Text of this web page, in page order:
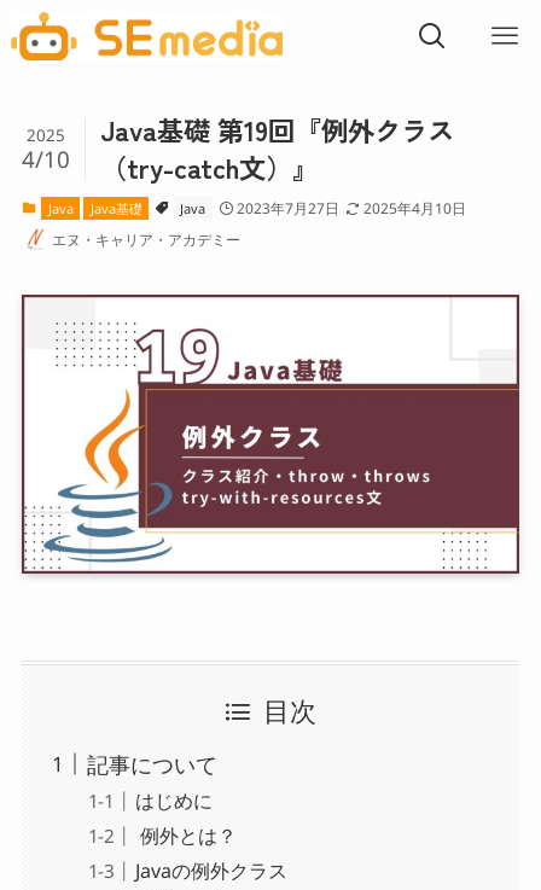
Java基礎 第19回『例外クラス
（try-catch文）』
2025
4/10
Java Java基礎 Java 2023年7月27日
2025年4月10日
エヌ・キャリア・アカデミー
目次
記事について
はじめに
例外とは？
Javaの例外クラス